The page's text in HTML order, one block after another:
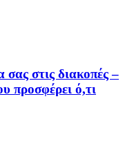
στις διακοπές –
προσφέρει ό,τι